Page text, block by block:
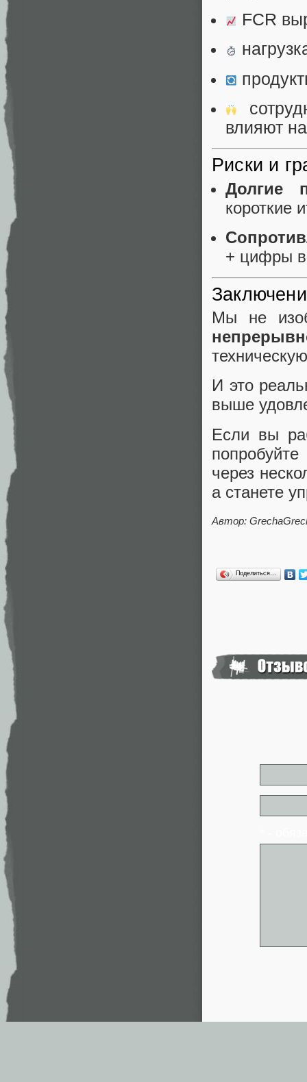
FCR
влияют
Риски и
Долгие
короткие
+ цифры в
Мы не
И это
выше
Если вы
через
а станете
Автор:
Поделиться…